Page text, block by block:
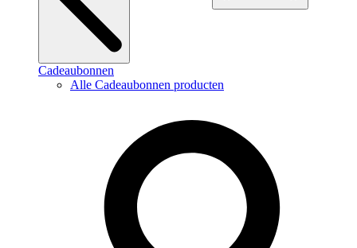
Cadeaubonnen
Alle Cadeaubonnen producten